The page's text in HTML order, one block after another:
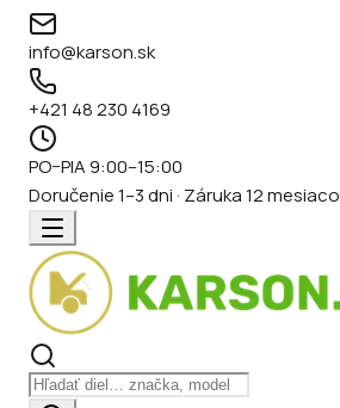
info@karson.sk
+421 48 230 4169
PO–PIA 9:00–15:00
Doručenie 1–3 dni · Záruka 12